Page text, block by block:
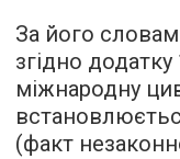
За його
згідно
міжнародну
(факт